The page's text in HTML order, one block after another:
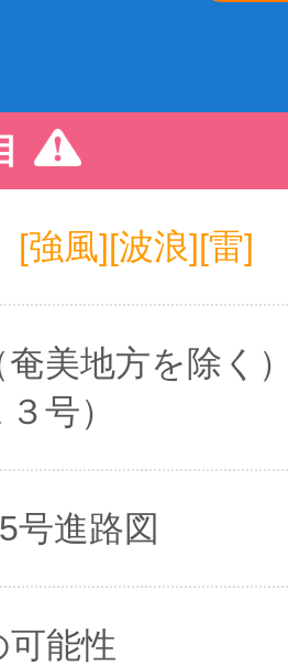
[強風][波浪][雷]
奄美地方を除く
号）
号進路図
可能性